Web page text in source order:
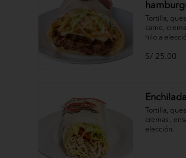
Tortilla,
carne,
hilo a
S/ 25.00
Tortilla,
cremas ,
elección.